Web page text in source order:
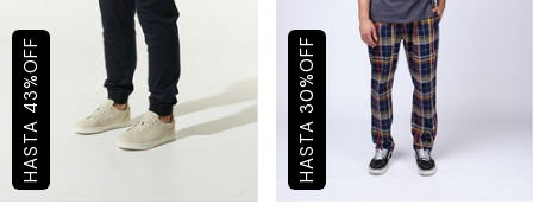
43
%
OFF
30
%
OFF